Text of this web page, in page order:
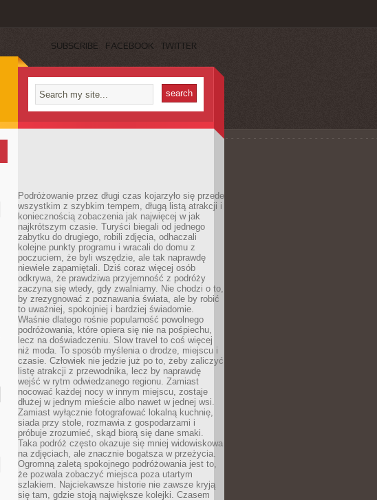
SUBSCRIBE FACEBOOK TWITTER
Podróżowanie przez długi czas kojarzyło się przede
wszystkim z szybkim tempem, długą listą atrakcji i
koniecznością zobaczenia jak najwięcej w jak
najkrótszym czasie. Turyści biegali od jednego
zabytku do drugiego, robili zdjęcia, odhaczali
kolejne punkty programu i wracali do domu z
poczuciem, że byli wszędzie, ale tak naprawdę
niewiele zapamiętali. Dziś coraz więcej osób
odkrywa, że prawdziwa przyjemność z podróży
zaczyna się wtedy, gdy zwalniamy. Nie chodzi o to,
by zrezygnować z poznawania świata, ale by robić
to uważniej, spokojniej i bardziej świadomie.
Właśnie dlatego rośnie popularność powolnego
podróżowania, które opiera się nie na pośpiechu,
lecz na doświadczeniu. Slow travel to coś więcej
niż moda. To sposób myślenia o drodze, miejscu i
czasie. Człowiek nie jedzie już po to, żeby zaliczyć
listę atrakcji z przewodnika, lecz by naprawdę
wejść w rytm odwiedzanego regionu. Zamiast
nocować każdej nocy w innym miejscu, zostaje
dłużej w jednym mieście albo nawet w jednej wsi.
Zamiast wyłącznie fotografować lokalną kuchnię,
siada przy stole, rozmawia z gospodarzami i
próbuje zrozumieć, skąd biorą się dane smaki.
Taka podróż często okazuje się mniej widowiskowa
na zdjęciach, ale znacznie bogatsza w przeżycia.
Ogromną zaletą spokojnego podróżowania jest to,
że pozwala zobaczyć miejsca poza utartym
szlakiem. Najciekawsze historie nie zawsze kryją
się tam, gdzie stoją największe kolejki. Czasem